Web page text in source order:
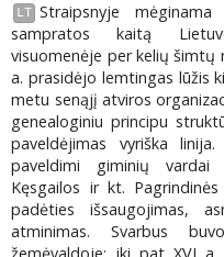
LT Straipsnyje
sampratos kaitą
visuomenėje per kelių šimtų
a. prasidėjo lemtingas lūžis
metu senąjį atviros
genealoginiu principu
paveldėjimas vyriška
paveldimi giminių vardai
Kęsgailos ir kt.
padėties išsaugojimas,
atminimas. Svarbus